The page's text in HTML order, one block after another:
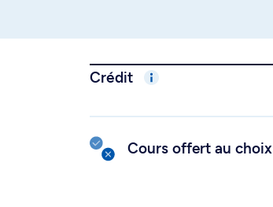
Crédit
Cours offert au choix